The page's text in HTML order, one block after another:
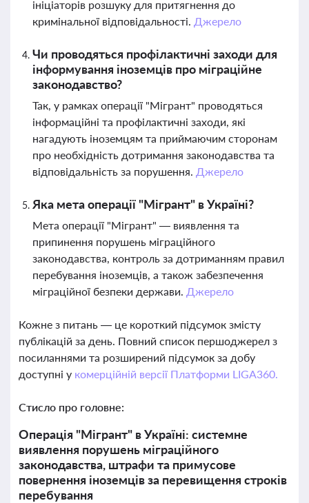
ініціаторів розшуку для притягнення до
кримінальної відповідальності. Джерело
Чи проводяться профілактичні заходи для
інформування іноземців про міграційне
законодавство?
Так, у рамках операції "Мігрант" проводяться
інформаційні та профілактичні заходи, які
нагадують іноземцям та приймаючим сторонам
про необхідність дотримання законодавства та
відповідальність за порушення. Джерело
Яка мета операції "Мігрант" в Україні?
Мета операції "Мігрант" — виявлення та
припинення порушень міграційного
законодавства, контроль за дотриманням правил
перебування іноземців, а також забезпечення
міграційної безпеки держави. Джерело
Кожне з питань — це короткий підсумок змісту
публікацій за день. Повний список першоджерел з
посиланнями та розширений підсумок за добу
доступні у комерційній версії Платформи LIGA360.
Стисло про головне:
Операція "Мігрант" в Україні: системне
виявлення порушень міграційного
законодавства, штрафи та примусове
повернення іноземців за перевищення строків
перебування